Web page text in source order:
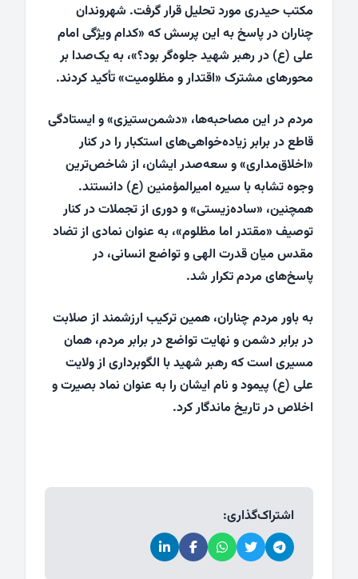
مکتب حیدری مورد تحلیل قرار گرفت. شهروندان
چناران در پاسخ به این پرسش که «کدام ویژگی امام
علی (ع) در رهبر شهید جلوه‌گر بود؟»، به یک‌صدا بر
محورهای مشترک «اقتدار و مظلومیت» تأکید کردند.
مردم در این مصاحبه‌ها، «دشمن‌ستیزی» و ایستادگی
قاطع در برابر زیاده‌خواهی‌های استکبار را در کنار
«اخلاق‌مداری» و سعه‌صدر ایشان، از شاخص‌ترین
وجوه تشابه با سیره امیرالمؤمنین (ع) دانستند.
همچنین، «ساده‌زیستی» و دوری از تجملات در کنار
توصیف «مقتدر اما مظلوم»، به عنوان نمادی از تضاد
مقدس میان قدرت الهی و تواضع انسانی، در
پاسخ‌های مردم تکرار شد.
به باور مردم چناران، همین ترکیب ارزشمند از صلابت
در برابر دشمن و نهایت تواضع در برابر مردم، همان
مسیری است که رهبر شهید با الگوبرداری از ولایت
علی (ع) پیمود و نام ایشان را به عنوان نماد بصیرت و
اخلاص در تاریخ ماندگار کرد.
اشتراک‌گذاری: